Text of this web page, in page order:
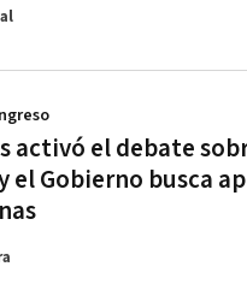
activó el debate
el Gobierno busca